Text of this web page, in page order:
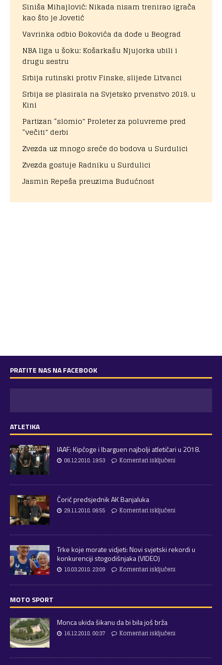
Siniša Mihajlović: Nikada nisam trenirao igrača
kao što je Jovetić
Vavrinka odbio Đokovića da dođe u Beograd
NBA liga u šoku: Košarkašu Njujorka ubili i
drugu sestru
Srbija rutinski protiv Finske, slijede Litvanci
Srbija se plasirala na Svjetsko prvenstvo 2019. u
Kini
Partizan “slomio” Proleter za poluvreme pred
“večiti” derbi
Zvezda uz mnogo sreće do bodova u Surdulici
Zvezda gostuje Radniku u Surdulici
Jasmin Repeša preuzima Budućnost
PRATITE NAS NA FACEBOOK
ATLETIKA
IAAF: Kipčoge i Ibarguen najbolji atletičari u 2018.
06.12.2018. 19:53 Komentari isključeni
Ćorić predsjednik AK Banjaluka
29.11.2018. 06:55 Komentari isključeni
Trke koje morate vidjeti: Novi svjetski rekordi u
konkurenciji stogodišnjaka (VIDEO)
18.03.2018. 23:09 Komentari isključeni
MOTO SPORT
Monca ukida šikanu da bi bila još brža
16.12.2018. 00:37 Komentari isključeni